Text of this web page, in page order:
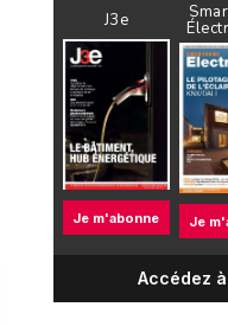
J3e
Je m'abonne Je
Accédez